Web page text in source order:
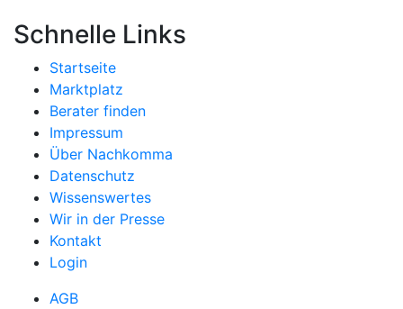
Schnelle Links
Startseite
Marktplatz
Berater finden
Impressum
Über Nachkomma
Datenschutz
Wissenswertes
Wir in der Presse
Kontakt
Login
AGB